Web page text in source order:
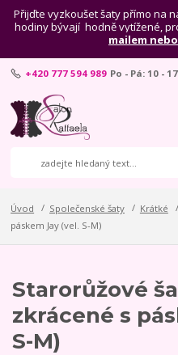
Přijďte vyzkoušet šaty přímo na
hodiny bývají hodně vytížené,
mailem
+420 777 594 989 Po - Pá: 10 -
Úvod Společenské šaty Krátké
páskem Jay (vel. S-M)
Starorůžové
zkrácené s
S-M)